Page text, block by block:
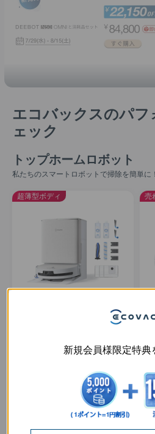
エコバックスのパフ
ェック
トップホームロボット
私たちのスマートロボットで掃除を簡単に
超薄型ボディ
「公式限定販売」DEEBOT T90
消耗品（17,800円分）付き。本
体＋お得なセットで102,810円
167,600
売
セ
（
¥
新規会員様限定特典